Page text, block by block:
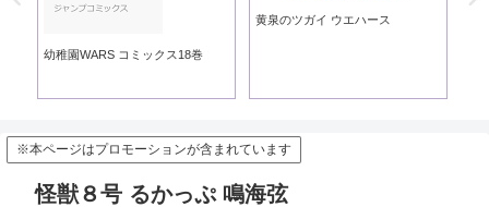
幼稚園WARS コミックス18巻
黄泉のツガイ ウエハース
※本ページはプロモーションが含まれています
怪獣８号 るかっぷ 鳴海弦